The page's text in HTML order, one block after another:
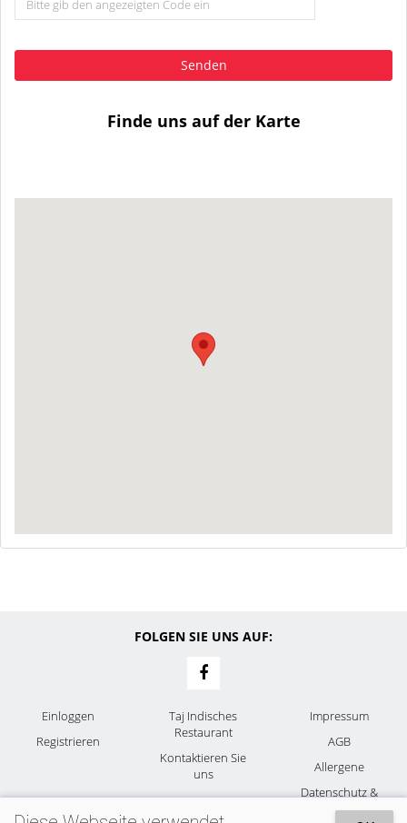
Senden
Finde uns auf der Karte
FOLGEN SIE UNS AUF:
Einloggen
Registrieren
Taj Indisches
Restaurant
Kontaktieren Sie
uns
Impressum
AGB
Allergene
Datenschutz &
Cookies